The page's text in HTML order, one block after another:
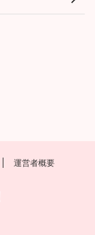
運営者概要